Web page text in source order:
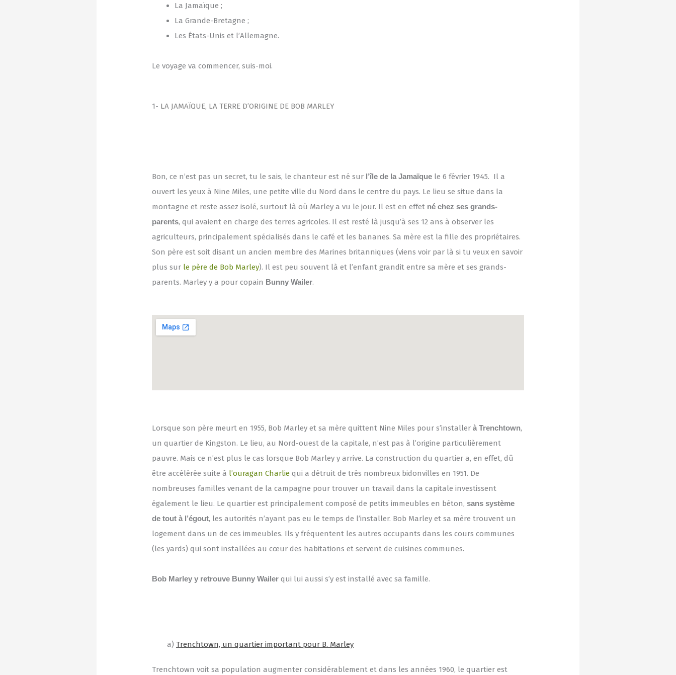
La Jamaïque ;
La Grande-Bretagne ;
Les États-Unis et l’Allemagne.
Le voyage va commencer, suis-moi.
1- LA JAMAÏQUE, LA TERRE D’ORIGINE DE BOB MARLEY
Bon, ce n’est pas un secret, tu le sais, le chanteur est né sur l’île de la Jamaïque le 6 février 1945. Il a
ouvert les yeux à Nine Miles, une petite ville du Nord dans le centre du pays. Le lieu se situe dans la
montagne et reste assez isolé, surtout là où Marley a vu le jour. Il est en effet né chez ses grands-
parents, qui avaient en charge des terres agricoles. Il est resté là jusqu’à ses 12 ans à observer les
agriculteurs, principalement spécialisés dans le café et les bananes. Sa mère est la fille des propriétaires.
Son père est soit disant un ancien membre des Marines britanniques (viens voir par là si tu veux en savoir
plus sur le père de Bob Marley). Il est peu souvent là et l’enfant grandit entre sa mère et ses grands-
parents. Marley y a pour copain Bunny Wailer.
Lorsque son père meurt en 1955, Bob Marley et sa mère quittent Nine Miles pour s’installerà Trenchtown,
un quartier de Kingston. Le lieu, au Nord-ouest de la capitale, n’est pas à l’origine particulièrement
pauvre. Mais ce n’est plus le cas lorsque Bob Marley y arrive. La construction du quartier a, en effet, dû
être accélérée suite à l’ouragan Charlie qui a détruit de très nombreux bidonvilles en 1951. De
nombreuses familles venant de la campagne pour trouver un travail dans la capitale investissent
également le lieu. Le quartier est principalement composé de petits immeubles en béton,sans système
de tout à l’égout, les autorités n’ayant pas eu le temps de l’installer. Bob Marley et sa mère trouvent un
logement dans un de ces immeubles. Ils y fréquentent les autres occupants dans les cours communes
(les yards) qui sont installées au cœur des habitations et servent de cuisines communes.
Bob Marley y retrouve Bunny Wailer qui lui aussi s’y est installé avec sa famille.
a)Trenchtown, un quartier important pour B. Marley
Trenchtown voit sa population augmenter considérablement et dans les années 1960, le quartier est